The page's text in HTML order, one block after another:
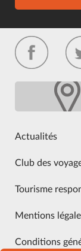
Actualités
Club des
Tourisme
Mentions
Conditions